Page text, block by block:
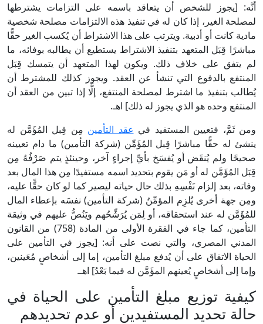
أنَّه: [يجوز للشخص أن يتعاقد باسمه على التزامات يشترطها
لمصلحة الغير، إذا كان له في تنفيذ هذه الالتزامات مصلحة شخصية
مادية كانت أو أدبية. ويترتب على هذا الاشتراط أن يُكسب الغير حقًّا
مباشرًا قِبَل المتعهد بتنفيذ الاشتراط يستطيع أن يطالبه بوفائه، ما
لم يتفق على خلاف ذلك. ويكون لهذا المتعهد أن يتمسك قِبَل
المنتفع بالدفوع التي تنشأ عن العقد. ويجوز كذلك للمشترط أن
يُطالب بتنفيذ ما اشترط لمصلحة المنتفع، إلَّا إذا تبين من العقد أن
المنتفع وحده هو الذي يجوز له ذلك] اهـ.
ومن ثَمَّ، فتعيين المستفيد في عقد التأمين مِن قِبل المُؤَمَّن له
ينشئ له حقًّا مباشرًا قِبل المُؤَمِّن (شركة التأمين) ما دام تعيينه
صحيحًا ولم يُنقَض أو يُفسَخ بأيِّ إجراءٍ آخر، وحينئذٍ يتم صَرْفُهُ مِن
قِبَل المُؤَمَّن له أو مَن يقوم بتحديد اسمه مستفيدًا مِن هذا المال بعد
وفاته، بعد إلزام نَفْسِهِ بذلك حال حياته ليصير كما لو كان حقًّا عليه،
ومِن جهة أخرى يُلزِم المؤمِّنُ (شركة التأمين) نفسَه بإعطاء المال
للمُؤَمَّن له عند استحقاقه، أو لِمَن يُرَشِّحُهم ويَنُصُّ عليهم في وثيقة
التأمين، كما جاء في الفقرة الأولى من المادة (758) من القانون
المدني المصري، والتي نصت على أنه: [يجوز في التأمين على
الحياة الاتفاق على أن يُدفع مبلغ التأمين، إما إلى أشخاصٍ مُعَينين،
وإما إلى أشخاصٍ يُعينهم المؤَمَّن له فيما بَعْدُ] اهـ.
كيفية توزيع مبلغ التأمين على الحياة في
حالة تحديد المستفيدين أو عدم تحديدهم